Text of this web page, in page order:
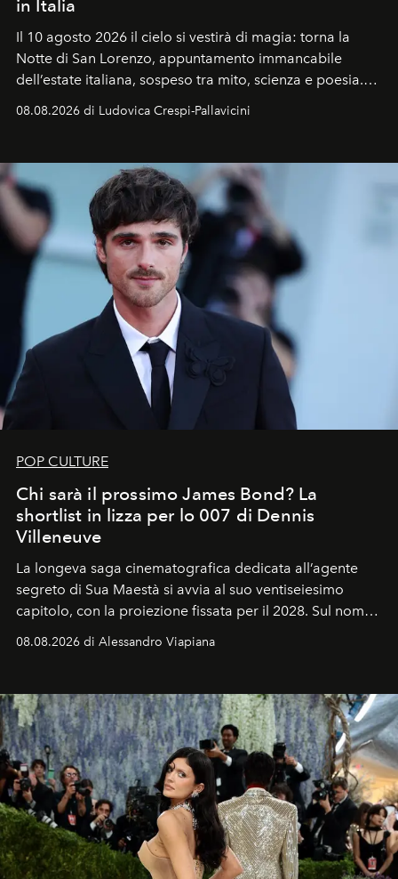
in Italia
Il 10 agosto 2026 il cielo si vestirà di magia: torna la
Notte di San Lorenzo, appuntamento immancabile
dell’estate italiana, sospeso tra mito, scienza e poesia.
celeste per seguire il passaggio delle
all’universo i desideri più segreti
08.08.2026 di Ludovica Crespi-Pallavicini
POP CULTURE
Chi sarà il prossimo James Bond? La
shortlist in lizza per lo 007 di Dennis
Villeneuve
La longeva saga cinematografica dedicata all’agente
segreto di Sua Maestà si avvia al suo ventiseiesimo
capitolo, con la proiezione fissata per il 2028. Sul nome
Craig, però, regna ancora il più assoluto riserbo.
08.08.2026 di Alessandro Viapiana